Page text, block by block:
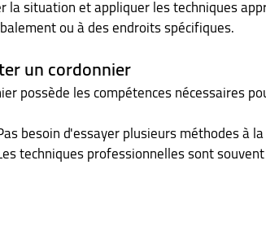
la situation et appliquer les techniques
ou à des endroits spécifiques.
un cordonnier
possède les compétences nécessaires
besoin d'essayer plusieurs méthodes à
techniques professionnelles sont